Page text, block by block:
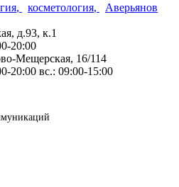
, косметология,
Аверьянов
д.93, к.1
20:00
Мещерская, 16/114
20:00 вс.: 09:00-15:00